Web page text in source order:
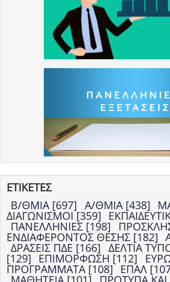
ΕΤΙΚΕΤΕΣ
Β/ΘΜΙΑ [697] Α/ΘΜΙΑ [438]
ΔΙΑΓΩΝΙΣΜΟΙ [359]
ΠΑΝΕΛΛΗΝΙΕΣ [198]
ΕΝΔΙΑΦΕΡΟΝΤΟΣ ΘΕΣΗΣ [182]
ΔΡΑΣΕΙΣ ΠΔΕ [166] ΔΕΛΤΙΑ
[129] ΕΠΙΜΟΡΦΩΣΗ [112]
ΠΡΟΓΡΑΜΜΑΤΑ [108] ΕΠΑΛ